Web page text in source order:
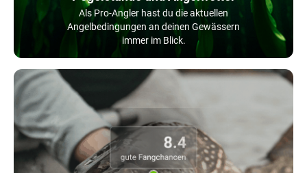
Als Pro-Angler hast du die aktuellen
Angelbedingungen an deinen Gewässern
immer im Blick.